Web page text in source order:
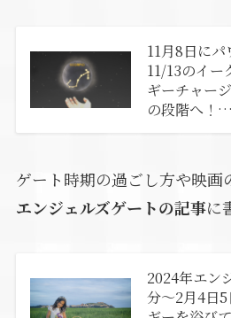
11月8日に
11/13のイー
ギーチャー
の段階へ！…
ゲート時期の過ごし方や映画
エンジェルズゲートの記事に
2024年エン
分～2月4日